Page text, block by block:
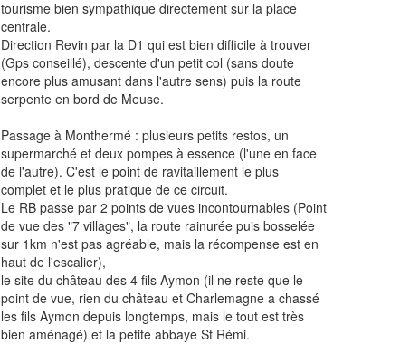
tourisme bien sympathique directement sur la place
centrale.
Direction Revin par la D1 qui est bien difficile à trouver
(Gps conseillé), descente d'un petit col (sans doute
encore plus amusant dans l'autre sens) puis la route
serpente en bord de Meuse.
Passage à Monthermé : plusieurs petits restos, un
supermarché et deux pompes à essence (l'une en face
de l'autre). C'est le point de ravitaillement le plus
complet et le plus pratique de ce circuit.
Le RB passe par 2 points de vues incontournables (Point
de vue des "7 villages", la route rainurée puis bosselée
sur 1km n'est pas agréable, mais la récompense est en
haut de l'escalier),
le site du château des 4 fils Aymon (il ne reste que le
point de vue, rien du château et Charlemagne a chassé
les fils Aymon depuis longtemps, mais le tout est très
bien aménagé) et la petite abbaye St Rémi.